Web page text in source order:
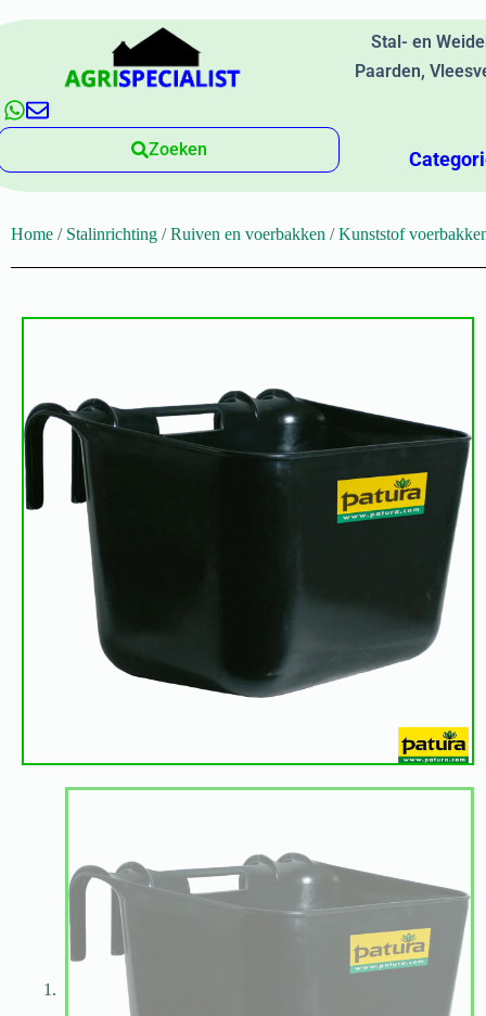
Stal- en
Paarden,
Zoeken
Home / Stalinrichting /Ruiven en voerbakken /Kunststof